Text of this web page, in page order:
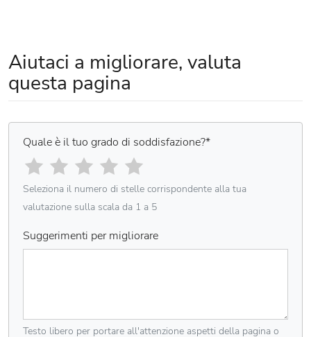
Aiutaci a migliorare, valuta
questa pagina
Quale è il tuo grado di soddisfazione?*
Seleziona il numero di stelle corrispondente alla tua
valutazione sulla scala da 1 a 5
Suggerimenti per migliorare
Testo libero per portare all'attenzione aspetti della pagina o